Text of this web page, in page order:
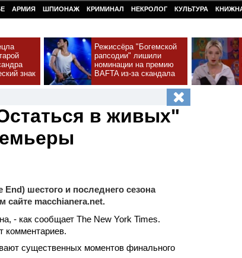
АРМИЯ ШПИОНАЖ КРИМИНАЛ НЕКРОЛОГ КУЛЬТУРА
знак
Режиссёра "Богемской
рапсодии" лишили
номинации на премию
BAFTA из-за скандала
в живых"
шестого и поcледнего сезона
macchianera.net.
- как сообщает The New York Times.
комментариев.
существенных моментов финального